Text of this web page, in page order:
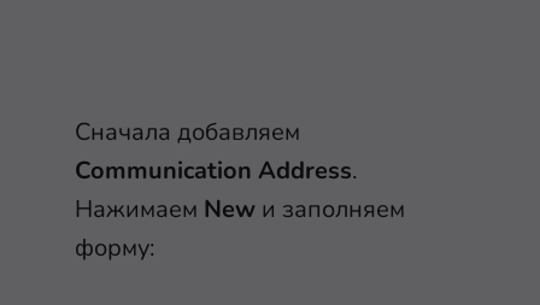
Сначала добавляем
Communication Address.
Нажимаем New и заполняем
форму: